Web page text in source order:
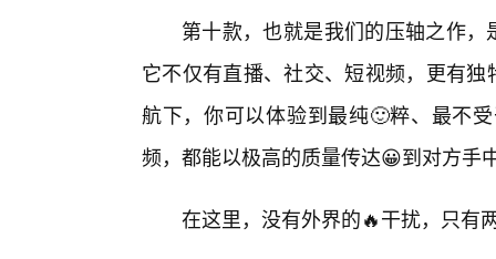
第十款，也就是我们的压轴之作，
它不仅有直播、社交、短视频，更有
航下，你可以体验到最纯🙂粹、最不
频，都能以极高的质量传达😀到对方手
在这里，没有外界的🔥干扰，只有